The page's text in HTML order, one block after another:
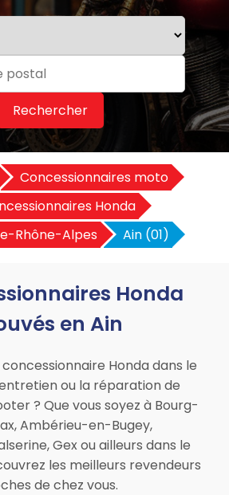
Rechercher
Concessionnaires moto
Honda
Rhône-Alpes
Ain (01)
Honda
en Ain
Honda dans le
ou la réparation de
? Que vous soyez à Bourg-
Ambérieu-en-Bugey,
Gex ou ailleurs dans le
les meilleurs revendeurs
de chez vous.